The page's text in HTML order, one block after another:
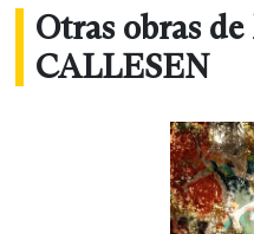
Otras obras
CALLESEN